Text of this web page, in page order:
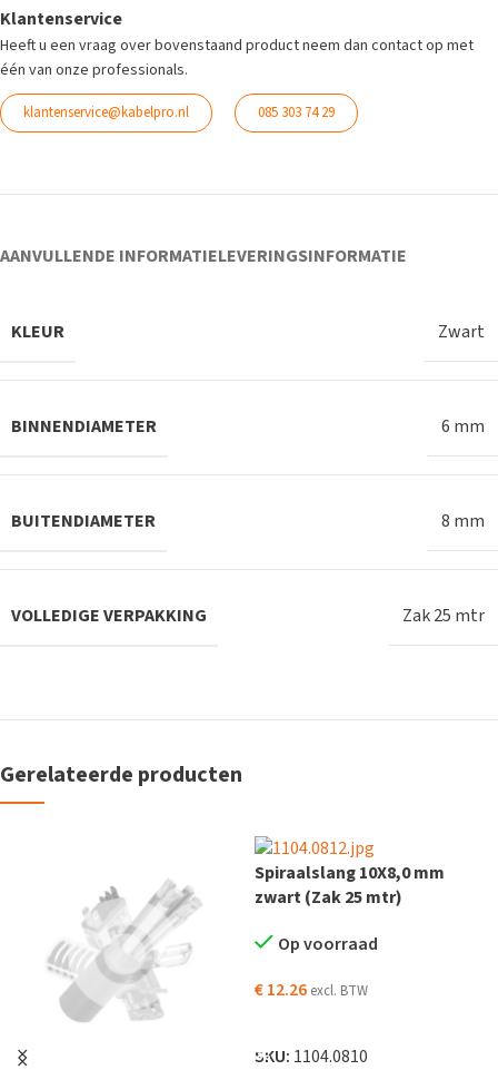
Klantenservice
Heeft u een vraag over bovenstaand product neem dan contact op met
één van onze professionals.
klantenservice@kabelpro.nl 085 303 74 29
AANVULLENDE INFORMATIELEVERINGSINFORMATIE
KLEUR Zwart
BINNENDIAMETER 6 mm
BUITENDIAMETER 8 mm
VOLLEDIGE VERPAKKING Zak 25 mtr
Gerelateerde producten
Spiraalslang 10X8,0 mm
zwart (Zak 25 mtr)
Op voorraad
€12.26 excl. BTW
SKU: 1104.0810